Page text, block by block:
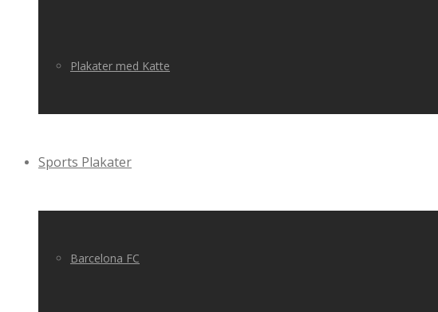
Plakater med Katte
Sports Plakater
Barcelona FC